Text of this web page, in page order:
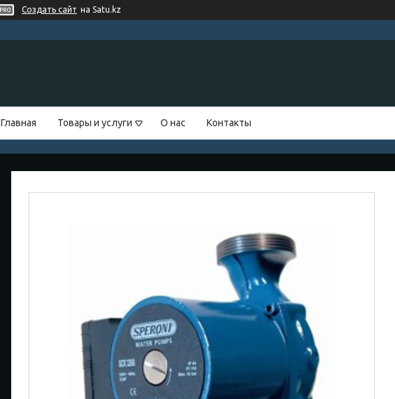
Создать сайт на Satu.kz
Главная Товары и услуги О нас Контакты